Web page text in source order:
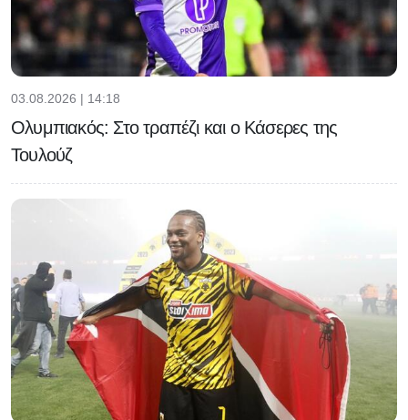
03.08.2026 | 14:18
Ολυμπιακός: Στο τραπέζι και ο Κάσερες της
Τουλούζ